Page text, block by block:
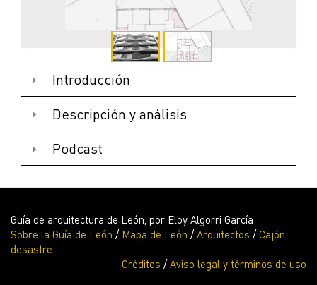
PLANTA ESQUEMÁTICA
Introducción
Descripción y análisis
Podcast
Guía de arquitectura de León, por Eloy Algorri García
Sobre la Guía de León / Mapa de León /Arquitectos /Cajón
desastre
Créditos /Aviso legal y términos de uso